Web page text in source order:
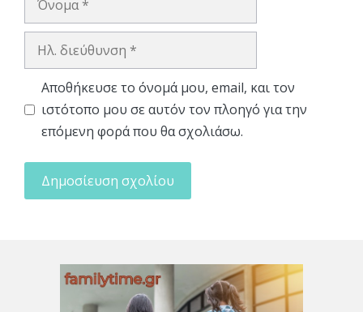
Ηλ.
Αποθήκευσε το όνομά μου, email, και τον
ιστότοπο μου σε αυτόν τον πλοηγό για την
επόμενη φορά που θα σχολιάσω.